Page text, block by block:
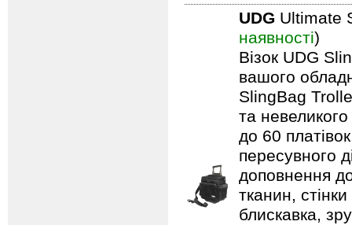
UDG Ultimate
наявності)
Візок UDG
вашого
SlingBag
та
до 60
пересувного
доповнення
тканин,
блискавка,